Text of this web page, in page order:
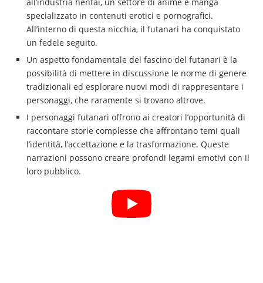
all’industria hentai, un settore di anime e manga
specializzato in contenuti erotici e pornografici.
All’interno di questa nicchia, il futanari ha conquistato
un fedele seguito.
Un aspetto fondamentale del fascino del futanari è la
possibilità di mettere in discussione le norme di genere
tradizionali ed esplorare nuovi modi di rappresentare i
personaggi, che raramente si trovano altrove.
I personaggi futanari offrono ai creatori l’opportunità di
raccontare storie complesse che affrontano temi quali
l’identità, l’accettazione e la trasformazione. Queste
narrazioni possono creare profondi legami emotivi con il
loro pubblico.